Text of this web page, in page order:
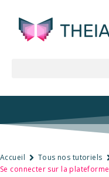
Accueil Tous nos tutoriels
Se connecter sur la plateforme